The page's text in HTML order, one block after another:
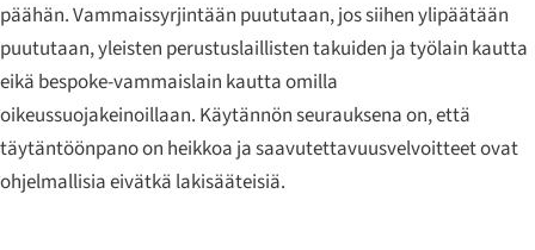
päähän. Vammaissyrjintään puututaan, jos siihen ylipäätään
puututaan, yleisten perustuslaillisten takuiden ja työlain kautta
eikä bespoke-vammaislain kautta omilla
oikeussuojakeinoillaan. Käytännön seurauksena on, että
täytäntöönpano on heikkoa ja saavutettavuusvelvoitteet ovat
ohjelmallisia eivätkä lakisääteisiä.